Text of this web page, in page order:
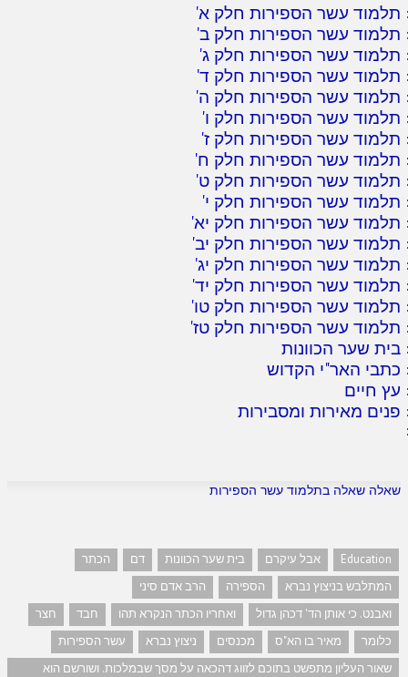
תלמוד עשר הספירות חלק א'
תלמוד עשר הספירות חלק ב'
תלמוד עשר הספירות חלק ג'
תלמוד עשר הספירות חלק ד'
תלמוד עשר הספירות חלק ה'
תלמוד עשר הספירות חלק ו'
תלמוד עשר הספירות חלק ז'
תלמוד עשר הספירות חלק ח'
תלמוד עשר הספירות חלק ט'
תלמוד עשר הספירות חלק י'
תלמוד עשר הספירות חלק יא'
תלמוד עשר הספירות חלק יב'
תלמוד עשר הספירות חלק יג'
תלמוד עשר הספירות חלק יד'
תלמוד עשר הספירות חלק טו'
תלמוד עשר הספירות חלק טז'
בית שער הכוונות
כתבי האר"י הקדוש
עץ חיים
פנים מאירות ומסבירות
שאלה שאלה בתלמוד עשר הספירות
Education אבל עיקרם בית שער הכוונות דם
הכתר
המתלבש בניצוץ נברא
הספירה
הרב אדם סיני
ואבנט. כי אותן הד' דכהן גדול
ואחריו הכתר הנקרא תהו חבד
חצר
כלומר
מאיר בו הא"ס מכנסים ניצוץ נברא
עשר הספירות
שאור העליון מתפשט בתוכם לזווג דהכאה על מסך שבמלכות. ושורשם הוא